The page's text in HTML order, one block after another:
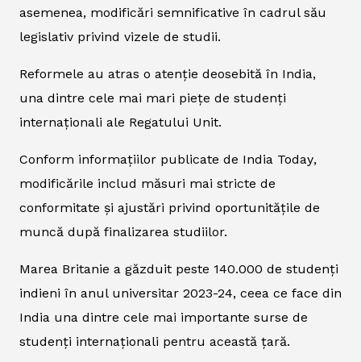
asemenea, modificări semnificative în cadrul său
legislativ privind vizele de studii.
Reformele au atras o atenție deosebită în India,
una dintre cele mai mari piețe de studenți
internaționali ale Regatului Unit.
Conform informațiilor publicate de India Today,
modificările includ măsuri mai stricte de
conformitate și ajustări privind oportunitățile de
muncă după finalizarea studiilor.
Marea Britanie a găzduit peste 140.000 de studenți
indieni în anul universitar 2023-24, ceea ce face din
India una dintre cele mai importante surse de
studenți internaționali pentru această țară.